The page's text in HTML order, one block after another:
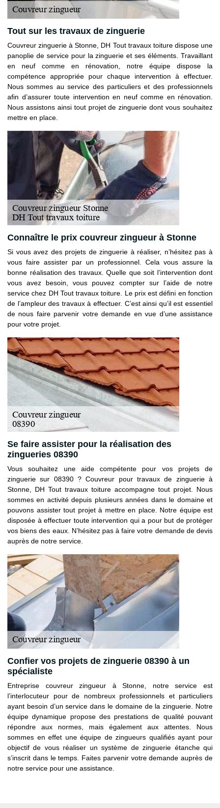
Tout sur les travaux de zinguerie
Couvreur zinguerie à Stonne, DH Tout travaux toiture dispose une
panoplie de service pour la zinguerie et ses éléments. Travaillant
en neuf comme en rénovation, notre équipe dispose la
compétence appropriée pour chaque intervention à effectuer.
Nous sommes au service des particuliers et des professionnels
afin d’assurer toute intervention en neuf comme en rénovation.
Nous assistons ainsi tout projet de zinguerie dont vous souhaitez
mettre en place.
Connaître le prix couvreur zingueur à Stonne
Si vous avez des projets de zinguerie à réaliser, n’hésitez pas à
vous faire assister par un professionnel. Cela vous assure la
bonne réalisation des travaux. Quelle que soit l’intervention dont
vous avez besoin, vous pouvez compter sur l’aide de notre
service chez DH Tout travaux toiture. Le prix est défini en fonction
de l’ampleur des travaux à effectuer. C’est ainsi qu’il est essentiel
de nous faire parvenir votre demande en vue d’une assistance
pour votre projet.
Se faire assister pour la réalisation des
zingueries 08390
Vous souhaitez une aide compétente pour vos projets de
zinguerie sur 08390 ? Couvreur pour travaux de zinguerie à
Stonne, DH Tout travaux toiture accompagne tout projet. Nous
sommes en activité depuis plusieurs années dans le domaine et
pouvons assister tout projet à mettre en place. Notre équipe est
disposée à effectuer toute intervention qui a pour but de protéger
vos biens des eaux. N’hésitez pas à faire votre demande de devis
auprès de notre service.
Confier vos projets de zinguerie 08390 à un
spécialiste
Entreprise couvreur zingueur à Stonne, notre service est
l’interlocuteur pour de nombreux professionnels et particuliers
ayant besoin d’un service dans le domaine de la zinguerie. Notre
équipe dynamique propose des prestations de qualité pouvant
répondre aux normes, mais également aux attentes. Nous
sommes en effet une équipe de zingueurs qualifiés ayant pour
objectif de vous réaliser un système de zinguerie étanche qui
s’inscrit dans le temps. Faites parvenir votre demande auprès de
notre service pour une assistance.